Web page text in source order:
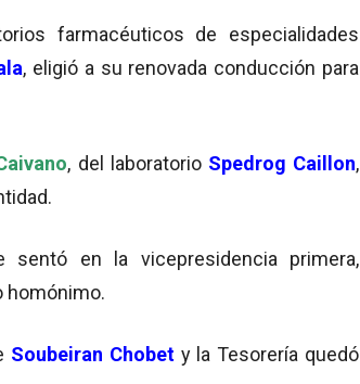
farmacéuticos de especialidades
, eligió a su renovada conducción para
, del laboratorio Spedrog Caillon,
sentó en la vicepresidencia primera,
homónimo.
Soubeiran Chobet y la Tesorería quedó